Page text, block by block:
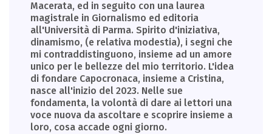
Macerata, ed in seguito con una laurea
magistrale in Giornalismo ed editoria
all'Università di Parma. Spirito d'iniziativa,
dinamismo, (e relativa modestia), i segni che
mi contraddistinguono, insieme ad un amore
unico per le bellezze del mio territorio. L'idea
di fondare Capocronaca, insieme a Cristina,
nasce all'inizio del 2023. Nelle sue
fondamenta, la volontà di dare ai lettori una
voce nuova da ascoltare e scoprire insieme a
loro, cosa accade ogni giorno.